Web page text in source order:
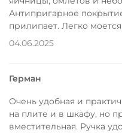
Антипригарное
прилипает. Легко
04.06.2025
Герман
Очень удобная и
на плите и в шкафу, но
вместительная. Ручка